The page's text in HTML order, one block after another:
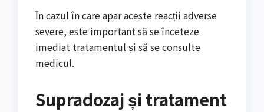
În cazul în care apar aceste reacții adverse
severe, este important să se înceteze
imediat tratamentul și să se consulte
medicul.
Supradozaj și tratament